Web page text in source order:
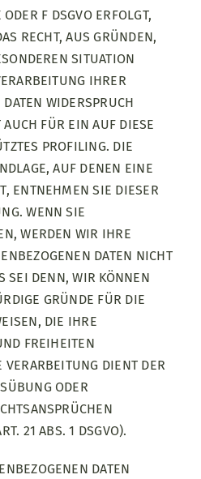
F DSGVO ERFOLGT,
RECHT, AUS GRÜNDEN,
SITUATION
IHRER
WIDERSPRUCH
FÜR EIN AUF DIESE
PROFILING. DIE
AUF DENEN EINE
ENTNEHMEN SIE DIESER
WENN SIE
WERDEN WIR IHRE
DATEN NICHT
SEI DENN, WIR KÖNNEN
GRÜNDE FÜR DIE
DIE IHRE
FREIHEITEN
VERARBEITUNG DIENT DER
ODER
21 ABS. 1 DSGVO).
DATEN